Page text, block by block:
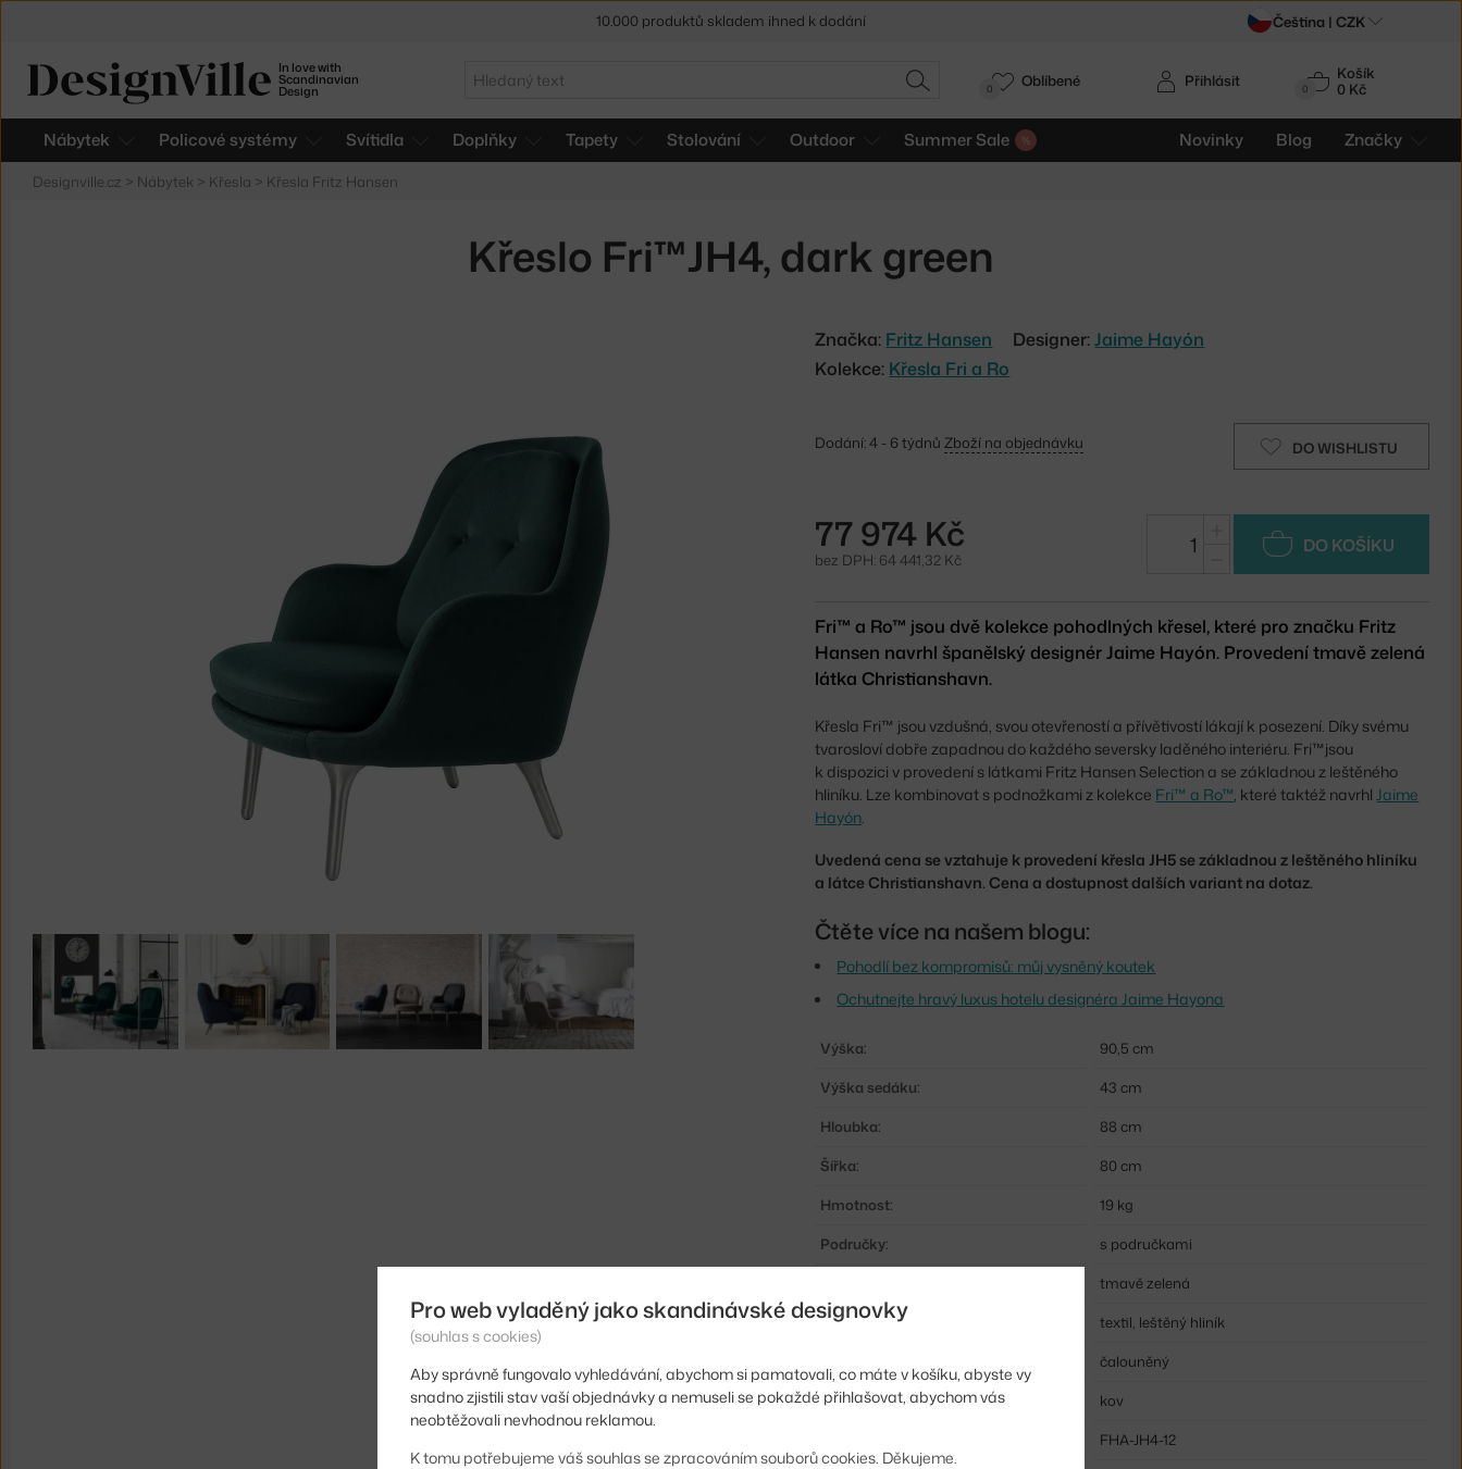
In love with
Scandinavian
Design
Hledat
HLEDAT 0
Košík
0 Kč
Nábytek Policové systémy Svítidla Doplňky Tapety Stolování Outdoor Summer Sale Novinky Blog Značky
Přihlásit
0 Oblíbené
Designville.cz > Nábytek > Křesla > Křesla Fritz Hansen
Křeslo Fri™JH4, dark green
Značka: Fritz Hansen Designer:Jaime Hayón
Kolekce: Křesla Fri a Ro
DO WISHLISTU
Dodání: 4 - 6 týdnůZboží na objednávku
77 974 Kč
bez DPH: 64 441,32 Kč
DO KOŠÍKU
Fri™ a Ro™ jsou dvě kolekce pohodlných křesel, které pro značku Fritz
Hansen navrhl španělský designér Jaime Hayón. Provedení tmavě zelená
látka Christianshavn.
Křesla Fri™ jsou vzdušná, svou otevřeností a přívětivostí lákají k posezení. Díky svému
tvarosloví dobře zapadnou do každého seversky laděného interiéru. Fri™jsou
k dispozici v provedení s látkami Fritz Hansen Selection a se základnou z leštěného
hliníku. Lze kombinovat s podnožkami z kolekce Fri™ a Ro™ , které taktéž navrhl Jaime
Hayón
Uvedená cena se vztahuje k provedení křesla JH5 se základnou z leštěného hliníku
a látce Christianshavn. Cena a dostupnost dalších variant na dotaz.
Čtěte více na našem blogu:
Pohodlí bez kompromisů: můj vysněný koutek
Ochutnejte hravý luxus hotelu designéra Jaime Hayona
Výška:
90,5 cm
Výška sedáku:
43 cm
Hloubka:
88 cm
Šířka:
80 cm
Hmotnost:
19 kg
Područky:
s područkami
tmavě zelená
Materiál:
textil, leštěný hliník
čalouněný
Podnož:
kov
FHA-JH4-12
10.000 produktů skladem ihned k dodání Čeština | CZK
Pro web vyladěný jako skandinávské designovky
(souhlas s cookies)
Aby správně fungovalo vyhledávání, abychom si pamatovali, co máte v košíku, abyste vy
snadno zjistili stav vaší objednávky a nemuseli se pokaždé přihlašovat, abychom vás
neobtěžovali nevhodnou reklamou.
K tomu potřebujeme váš souhlas se zpracováním souborů cookies. Děkujeme.